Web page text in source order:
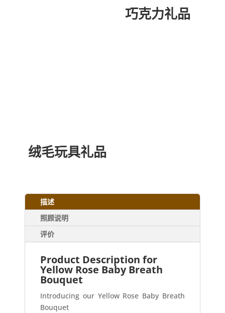
巧克力礼品
绒毛玩具礼品
描述
照顾说明
评价
Product Description for
Yellow Rose Baby Breath
Bouquet
Introducing our Yellow Rose Baby Breath
Bouquet